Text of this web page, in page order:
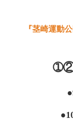
『茎崎運動公
➀②